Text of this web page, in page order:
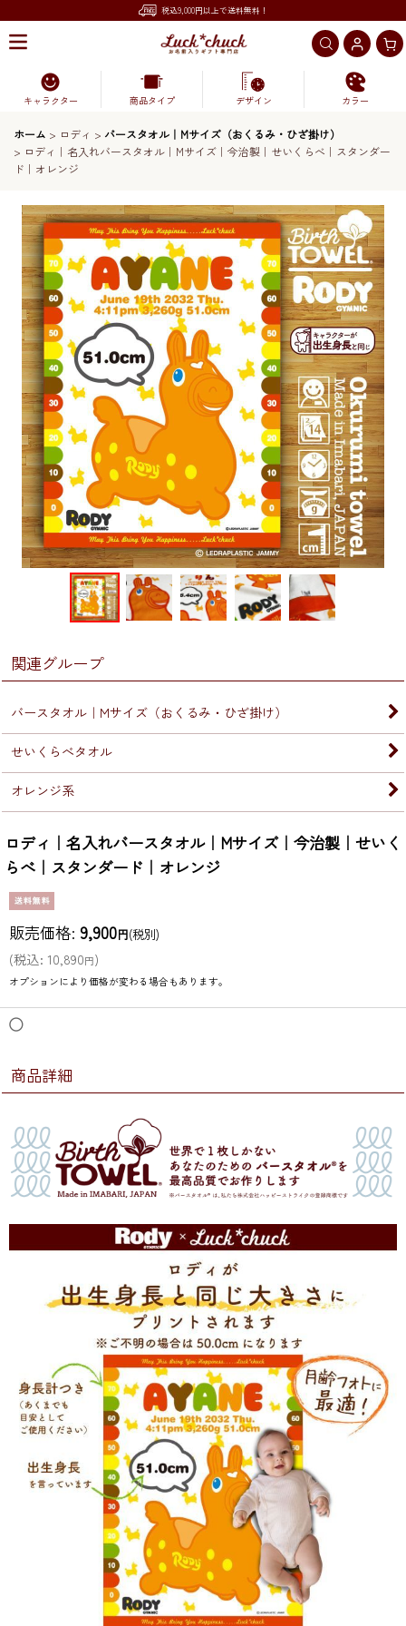
税込9,000円以上で送料無料！
キャラクター 商品タイプ デザイン カラー
ホーム > ロディ > バースタオル｜Mサイズ（おくるみ・ひざ掛け）
> ロディ｜名入れバースタオル｜Mサイズ｜今治製｜せいくらべ｜スタンダー
ド｜オレンジ
関連グループ
バースタオル｜Mサイズ（おくるみ・ひざ掛け）
せいくらべタオル
オレンジ系
ロディ｜名入れバースタオル｜Mサイズ｜今治製｜せいく
らべ｜スタンダード｜オレンジ
販売価格: 9,900円(税別)
(税込: 10,890円)
オプションにより価格が変わる場合もあります。
◯
商品詳細